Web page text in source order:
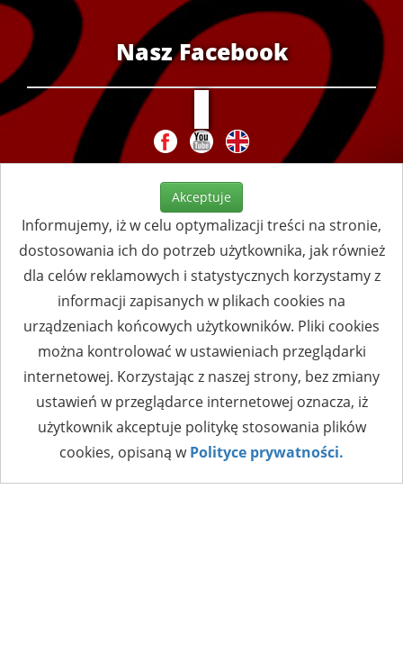
Nasz Facebook
Akceptuje
Informujemy, iż w celu optymalizacji treści na stronie,
dostosowania ich do potrzeb użytkownika, jak również
dla celów reklamowych i statystycznych korzystamy z
informacji zapisanych w plikach cookies na
urządzeniach końcowych użytkowników. Pliki cookies
można kontrolować w ustawieniach przeglądarki
internetowej. Korzystając z naszej strony, bez zmiany
ustawień w przeglądarce internetowej oznacza, iż
użytkownik akceptuje politykę stosowania plików
cookies, opisaną wPolityce prywatności.